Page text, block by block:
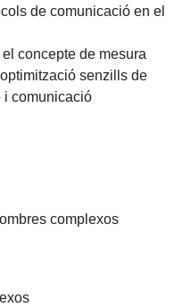
de comunicació en el
concepte de mesura
senzills de
i comunicació
complexos